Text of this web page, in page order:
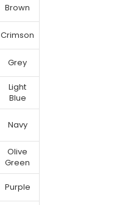
Brown
Crimson
Grey
Light
Blue
Navy
Olive
Green
Purple